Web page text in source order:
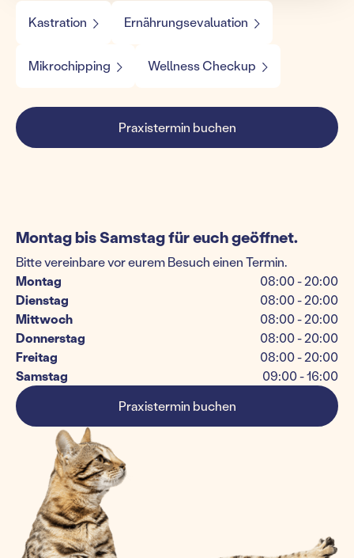
Kastration Ernährungsevaluation
Mikrochipping Wellness Checkup
Praxistermin buchen
Montag bis Samstag für euch geöffnet.
Bitte vereinbare vor eurem Besuch einen Termin.
Montag
08:00 - 20:00
Dienstag
08:00 - 20:00
Mittwoch
08:00 - 20:00
Donnerstag
08:00 - 20:00
Freitag
08:00 - 20:00
Samstag
09:00 - 16:00
Praxistermin buchen